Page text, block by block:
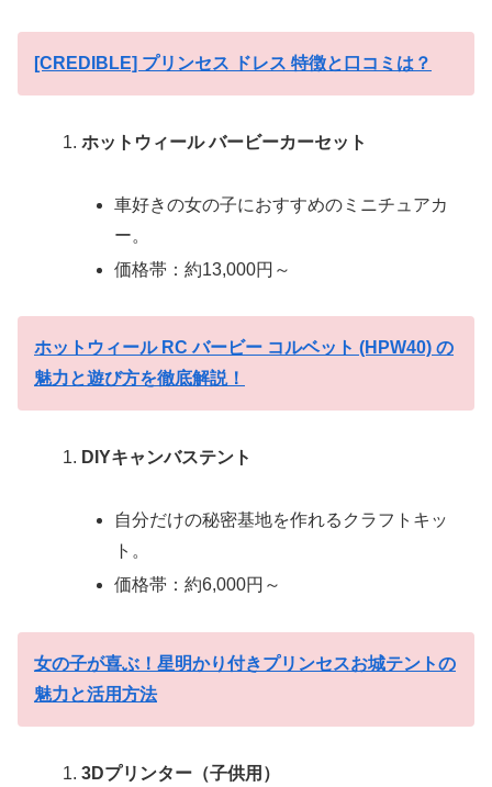
[CREDIBLE] プリンセス ドレス 特徴と口コミは？
ホットウィール バービーカーセット
車好きの女の子におすすめのミニチュアカ
ー。
価格帯：約13,000円～
ホットウィール RC バービー コルベット (HPW40) の
魅力と遊び方を徹底解説！
DIYキャンバステント
自分だけの秘密基地を作れるクラフトキッ
ト。
価格帯：約6,000円～
女の子が喜ぶ！星明かり付きプリンセスお城テントの
魅力と活用方法
3Dプリンター（子供用）